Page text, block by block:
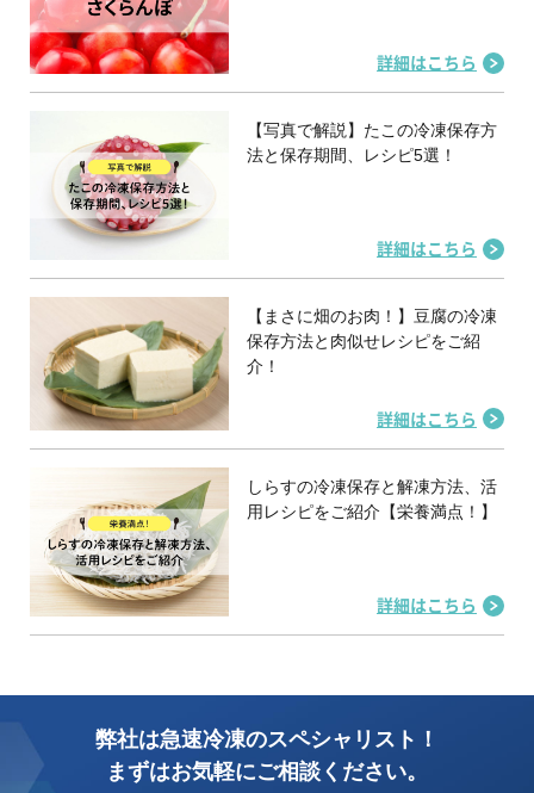
詳細はこちら
【写真で解説】たこの冷凍保存方
法と保存期間、レシピ5選！
詳細はこちら
【まさに畑のお肉！】豆腐の冷凍
保存方法と肉似せレシピをご紹
介！
詳細はこちら
しらすの冷凍保存と解凍方法、活
用レシピをご紹介【栄養満点！】
詳細はこちら
弊社は急速冷凍のスペシャリスト！
まずはお気軽にご相談ください。